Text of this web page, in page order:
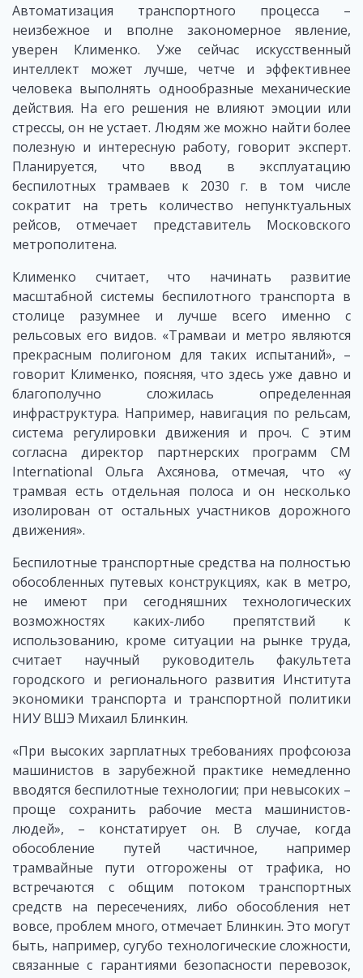
Автоматизация транспортного процесса –
неизбежное и вполне закономерное явление,
уверен Клименко. Уже сейчас искусственный
интеллект может лучше, четче и эффективнее
человека выполнять однообразные механические
действия. На его решения не влияют эмоции или
стрессы, он не устает. Людям же можно найти более
полезную и интересную работу, говорит эксперт.
Планируется, что ввод в эксплуатацию
беспилотных трамваев к 2030 г. в том числе
сократит на треть количество непунктуальных
рейсов, отмечает представитель Московского
метрополитена.
Клименко считает, что начинать развитие
масштабной системы беспилотного транспорта в
столице разумнее и лучше всего именно с
рельсовых его видов. «Трамваи и метро являются
прекрасным полигоном для таких испытаний», –
говорит Клименко, поясняя, что здесь уже давно и
благополучно сложилась определенная
инфраструктура. Например, навигация по рельсам,
система регулировки движения и проч. С этим
согласна директор партнерских программ CM
International Ольга Ахсянова, отмечая, что «у
трамвая есть отдельная полоса и он несколько
изолирован от остальных участников дорожного
движения».
Беспилотные транспортные средства на полностью
обособленных путевых конструкциях, как в метро,
не имеют при сегодняшних технологических
возможностях каких-либо препятствий к
использованию, кроме ситуации на рынке труда,
считает научный руководитель факультета
городского и регионального развития Института
экономики транспорта и транспортной политики
НИУ ВШЭ Михаил Блинкин.
«При высоких зарплатных требованиях профсоюза
машинистов в зарубежной практике немедленно
вводятся беспилотные технологии; при невысоких –
проще сохранить рабочие места машинистов-
людей», – констатирует он. В случае, когда
обособление путей частичное, например
трамвайные пути отгорожены от трафика, но
встречаются с общим потоком транспортных
средств на пересечениях, либо обособления нет
вовсе, проблем много, отмечает Блинкин. Это могут
быть, например, сугубо технологические сложности,
связанные с гарантиями безопасности перевозок,